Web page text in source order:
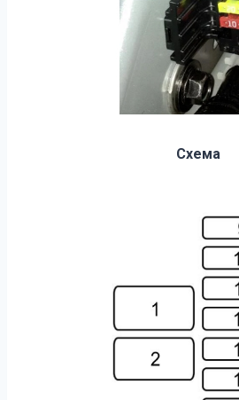
Схема